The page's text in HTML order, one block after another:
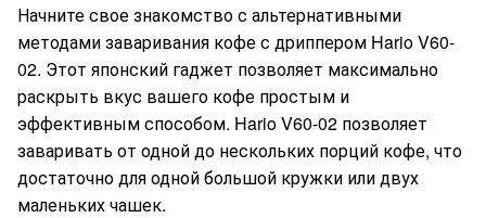
Начните свое знакомство с альтернативными
методами заваривания кофе с дриппером Hario V60-
02. Этот японский гаджет позволяет максимально
раскрыть вкус вашего кофе простым и
эффективным способом. Hario V60-02 позволяет
заваривать от одной до нескольких порций кофе, что
достаточно для одной большой кружки или двух
маленьких чашек.